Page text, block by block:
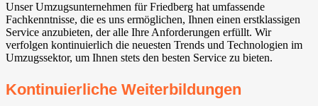
Unser Umzugsunternehmen für Friedberg hat umfassende
Fachkenntnisse, die es uns ermöglichen, Ihnen einen erstklassigen
Service anzubieten, der alle Ihre Anforderungen erfüllt. Wir
verfolgen kontinuierlich die neuesten Trends und Technologien im
Umzugssektor, um Ihnen stets den besten Service zu bieten.
Kontinuierliche Weiterbildungen